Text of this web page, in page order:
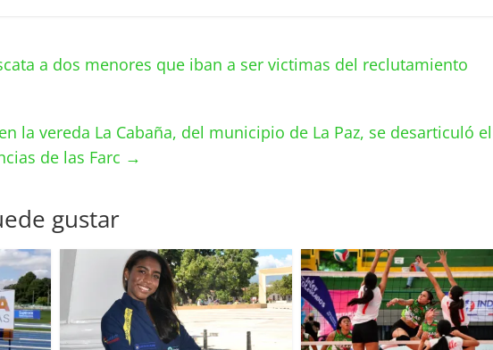
a dos menores que iban a ser victimas del reclutamiento
la vereda La Cabaña, del municipio de La Paz, se desarticuló el
de las Farc →
gustar